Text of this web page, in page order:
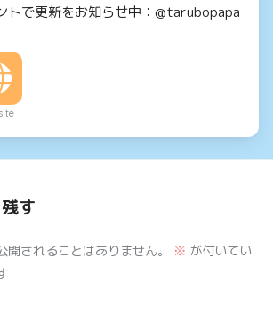
トで更新をお知らせ中：@tarubopapa
す
開されることはありません。 ※ が付いてい